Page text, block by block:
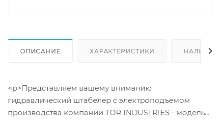
ОПИСАНИЕ ХАРАКТЕРИСТИКИ
<p>Представляем вашему вниманию
гидравлический штабелер с электроподъемом
производства компании TOR INDUSTRIES - модель